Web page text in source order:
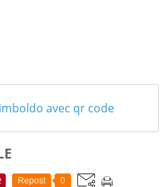
avec qr code
Repost 0